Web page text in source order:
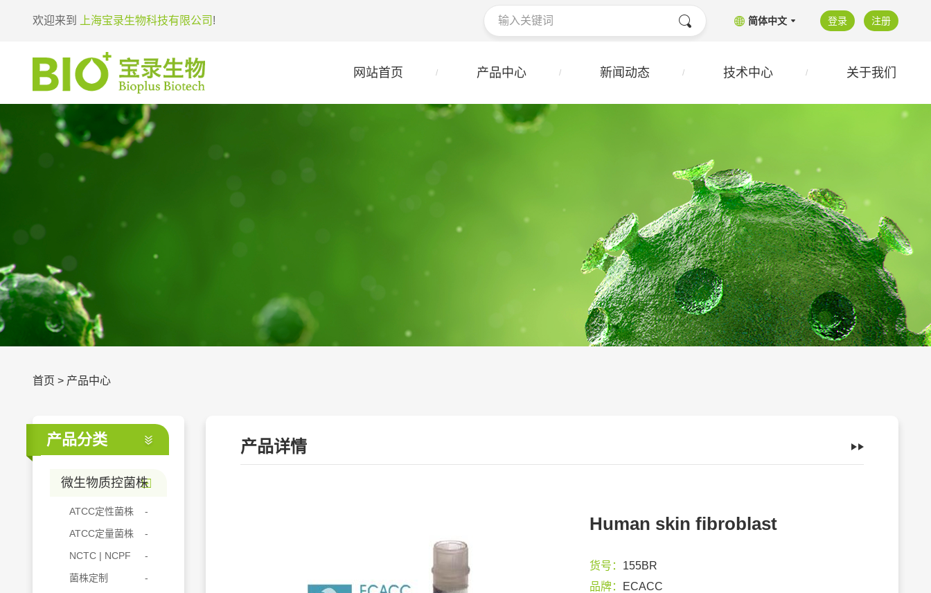
欢迎来到 上海宝录生物科技有限公司 ! 简体中文 登录 注册
网站首页 产品中心 新闻动态 技术中心 关于我们
首页 > 产品中心
产品分类
微生物质控菌株
ATCC定性菌株
ATCC定量菌株
NCTC | NCPF
菌株定制
产品详情
Human skin fibroblast
货号： 155BR
品牌：
ECACC